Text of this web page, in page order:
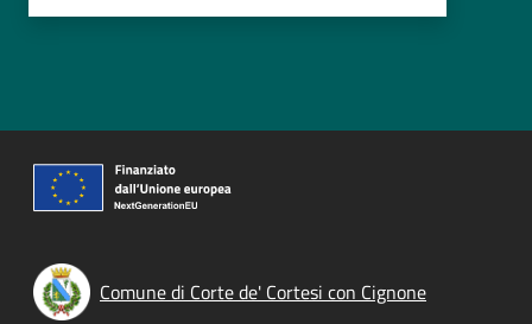
Comune di Corte de' Cortesi con Cignone